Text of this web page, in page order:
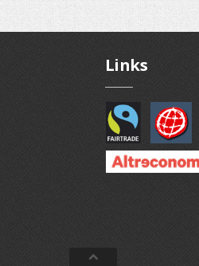
Links